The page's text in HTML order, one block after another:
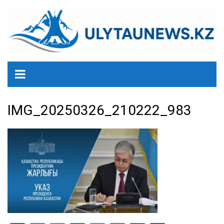
содержанию
IMG_20250326_210222_983